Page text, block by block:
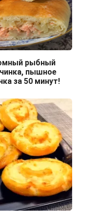
рыбный
пышное
за 50 минут!